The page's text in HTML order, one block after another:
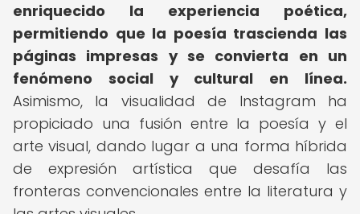
enriquecido la experiencia poética,
permitiendo que la poesía trascienda las
páginas impresas y se convierta en un
fenómeno social y cultural en línea.
Asimismo, la visualidad de Instagram ha
propiciado una fusión entre la poesía y el
arte visual, dando lugar a una forma híbrida
de expresión artística que desafía las
fronteras convencionales entre la literatura y